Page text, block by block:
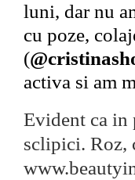
luni, dar nu
cu poze,
(
activa si am
Evident ca in
sclipici. Roz,